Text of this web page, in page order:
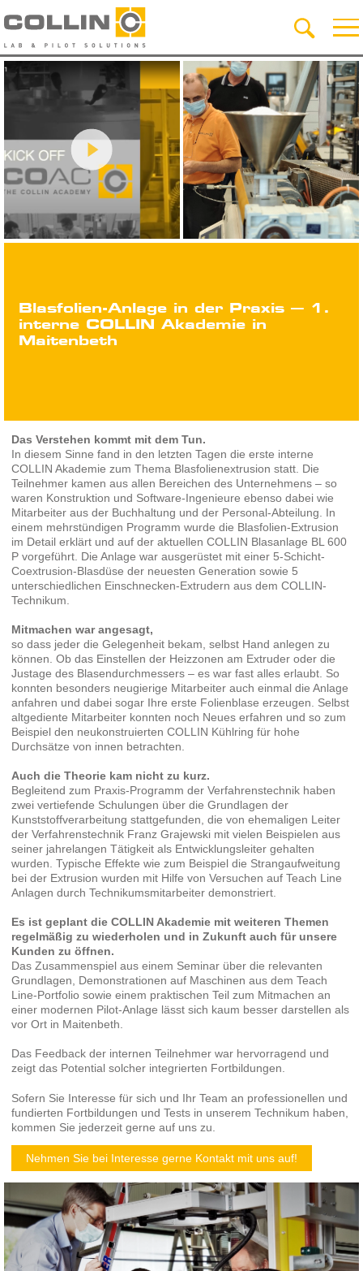
Blasfolien-Anlage in der Praxis – 1.
interne COLLIN Akademie in
Maitenbeth
Das Verstehen kommt mit dem Tun.
In diesem Sinne fand in den letzten Tagen die erste interne
COLLIN Akademie zum Thema Blasfolienextrusion statt. Die
Teilnehmer kamen aus allen Bereichen des Unternehmens – so
waren Konstruktion und Software-Ingenieure ebenso dabei wie
Mitarbeiter aus der Buchhaltung und der Personal-Abteilung. In
einem mehrstündigen Programm wurde die Blasfolien-Extrusion
im Detail erklärt und auf der aktuellen COLLIN Blasanlage BL 600
P vorgeführt. Die Anlage war ausgerüstet mit einer 5-Schicht-
Coextrusion-Blasdüse der neuesten Generation sowie 5
unterschiedlichen Einschnecken-Extrudern aus dem COLLIN-
Technikum.
Mitmachen war angesagt,
so dass jeder die Gelegenheit bekam, selbst Hand anlegen zu
können. Ob das Einstellen der Heizzonen am Extruder oder die
Justage des Blasendurchmessers – es war fast alles erlaubt. So
konnten besonders neugierige Mitarbeiter auch einmal die Anlage
anfahren und dabei sogar Ihre erste Folienblase erzeugen. Selbst
altgediente Mitarbeiter konnten noch Neues erfahren und so zum
Beispiel den neukonstruierten COLLIN Kühlring für hohe
Durchsätze von innen betrachten.
Auch die Theorie kam nicht zu kurz.
Begleitend zum Praxis-Programm der Verfahrenstechnik haben
zwei vertiefende Schulungen über die Grundlagen der
Kunststoffverarbeitung stattgefunden, die von ehemaligen Leiter
der Verfahrenstechnik Franz Grajewski mit vielen Beispielen aus
seiner jahrelangen Tätigkeit als Entwicklungsleiter gehalten
wurden. Typische Effekte wie zum Beispiel die Strangaufweitung
bei der Extrusion wurden mit Hilfe von Versuchen auf Teach Line
Anlagen durch Technikumsmitarbeiter demonstriert.
Es ist geplant die COLLIN Akademie mit weiteren Themen
regelmäßig zu wiederholen und in Zukunft auch für unsere
Kunden zu öffnen.
Das Zusammenspiel aus einem Seminar über die relevanten
Grundlagen, Demonstrationen auf Maschinen aus dem Teach
Line-Portfolio sowie einem praktischen Teil zum Mitmachen an
einer modernen Pilot-Anlage lässt sich kaum besser darstellen als
vor Ort in Maitenbeth.
Das Feedback der internen Teilnehmer war hervorragend und
zeigt das Potential solcher integrierten Fortbildungen.
Sofern Sie Interesse für sich und Ihr Team an professionellen und
fundierten Fortbildungen und Tests in unserem Technikum haben,
kommen Sie jederzeit gerne auf uns zu.
Nehmen Sie bei Interesse gerne Kontakt mit uns auf!